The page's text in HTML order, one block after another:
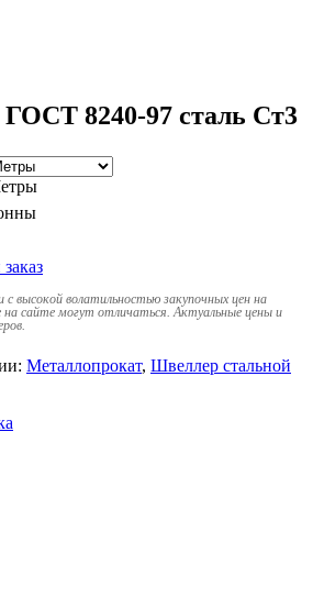
8240-97 сталь Ст3
высокой волатильностью закупочных цен на
на сайте могут отличаться. Актуальные цены и
Металлопрокат, Швеллер стальной